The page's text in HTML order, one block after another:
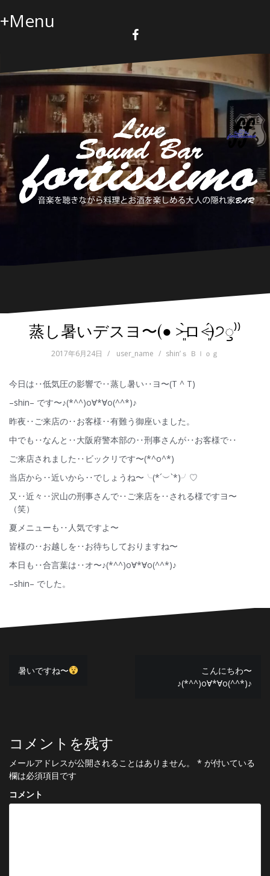
ン
へ
キ
+Menu
c
e
b
o
o
k
蒸し暑いデスヨ〜(● ˃̶͈̀ロ˂̶͈́)੭ꠥ⁾⁾
2017年6月24日 user_name shin’ｓ Ｂｌｏｇ
今日は‥低気圧の影響で‥蒸し暑い‥ヨ〜(T ^ T)
–shin– です〜♪(*^^)o∀*∀o(^^*)♪
昨夜‥ご来店の‥お客様‥有難う御座いました。
中でも‥なんと‥大阪府警本部の‥刑事さんが‥お客様で‥
ご来店されました‥ビックリです〜(*^o^*)
当店から‥近いから‥でしょうね〜╰(*´︶`*)╯♡
又‥近々‥沢山の刑事さんで‥ご来店を‥される様ですヨ〜
（笑）
夏メニューも‥人気ですよ〜
皆様の‥お越しを‥お待ちしておりますね〜
本日も‥合言葉は‥オ〜♪(*^^)o∀*∀o(^^*)♪
–shin– でした。
投
ビ
ゲ
ー
シ
暑いですね〜
こんにちわ〜
♪(*^^)o∀*∀o(^^*)♪
コメントを残す
メールアドレスが公開されることはありません。 * が付いている
欄は必須項目です
コメント